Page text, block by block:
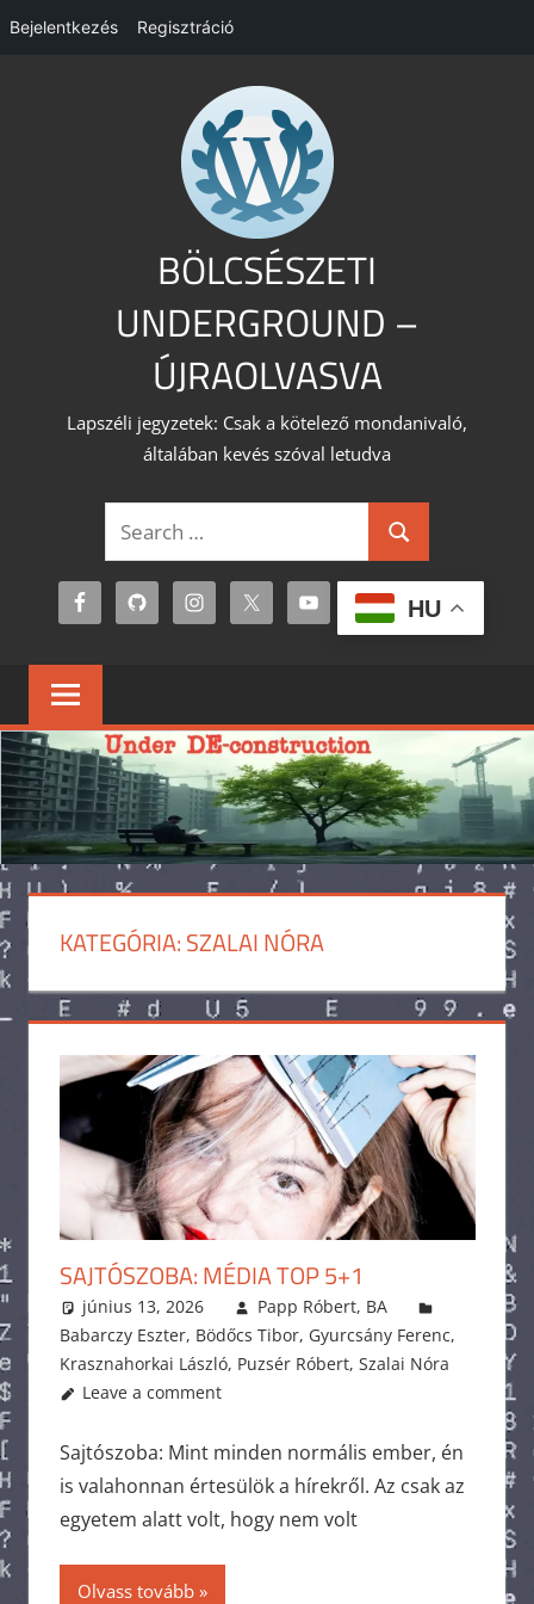
Bejelentkezés Regisztráció
BÖLCSÉSZETI
UNDERGROUND –
ÚJRAOLVASVA
Lapszéli jegyzetek: Csak a kötelező mondanivaló,
általában kevés szóval letudva
Search
for:
Search
HU
KATEGÓRIA:SZALAI NÓRA
SAJTÓSZOBA: MÉDIA TOP 5+1
június 13, 2026
Papp Róbert, BA
Babarczy Eszter, Bödőcs Tibor, Gyurcsány Ferenc,
Krasznahorkai László, Puzsér Róbert, Szalai Nóra
Leave a comment
Sajtószoba: Mint minden normális ember, én
is valahonnan értesülök a hírekről. Az csak az
egyetem alatt volt, hogy nem volt
Olvass tovább